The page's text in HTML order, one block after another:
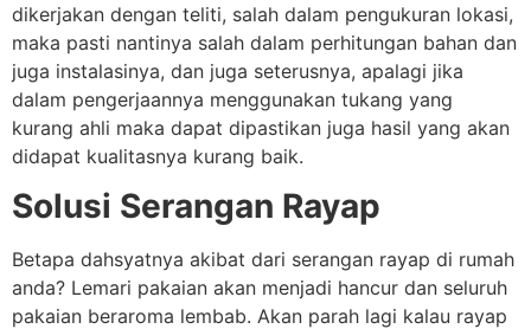
dikerjakan dengan teliti, salah dalam pengukuran lokasi,
maka pasti nantinya salah dalam perhitungan bahan dan
juga instalasinya, dan juga seterusnya, apalagi jika
dalam pengerjaannya menggunakan tukang yang
kurang ahli maka dapat dipastikan juga hasil yang akan
didapat kualitasnya kurang baik.
Solusi Serangan Rayap
Betapa dahsyatnya akibat dari serangan rayap di rumah
anda? Lemari pakaian akan menjadi hancur dan seluruh
pakaian beraroma lembab. Akan parah lagi kalau rayap